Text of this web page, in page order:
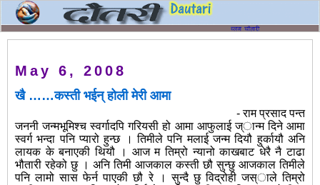
May 6, 2008
खै ……कस्ती भईन् होली मेरी आमा
- राम प्रसाद पन्त
जननी जन्मभूमिश्च स्वर्गादपि गरियसी हो आमा आफुलाई ज्ान्म दिने आमा
स्वर्ग भन्दा पनि प्यारो हुन्छ । तिमीले पनि मलाई जन्म दियौ हुर्कायौ अनि
लायक के बनाएकी थियौ । आज म तिम्रो न्यानो काखबाट धेरै नै टाढा
भौतारी रहेको छु । अनि तिमी आजकाल कस्ती छौ सुन्छु आजकाल तिमीले
पनि लामो सास फेर्न पाएकी छौ रे । सुन्दै छु विद्रोही जस्ाले तिम्रो